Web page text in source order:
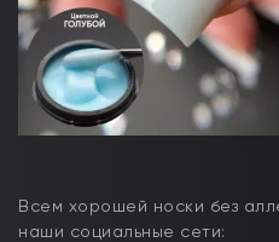
Всем хорошей носки без
наши социальные сети: